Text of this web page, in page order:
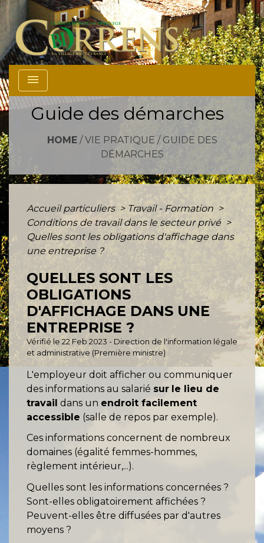
menu
Guide des démarches
HOME/ VIE PRATIQUE / GUIDE DES
DÉMARCHES
Accueil particuliers > Travail - Formation >
Conditions de travail dans le secteur privé >
Quelles sont les obligations d'affichage dans
une entreprise ?
QUELLES SONT LES
OBLIGATIONS
D'AFFICHAGE DANS UNE
ENTREPRISE ?
Vérifié le 22 Feb 2023 - Direction de l'information légale
et administrative (Première ministre)
L'employeur doit afficher ou communiquer
des informations au salarié sur le lieu de
travail dans un endroit facilement
accessible (salle de repos par exemple).
Ces informations concernent de nombreux
domaines (égalité femmes-hommes,
règlement intérieur,...).
Quelles sont les informations concernées ?
Sont-elles obligatoirement affichées ?
Peuvent-elles être diffusées par d'autres
moyens ?